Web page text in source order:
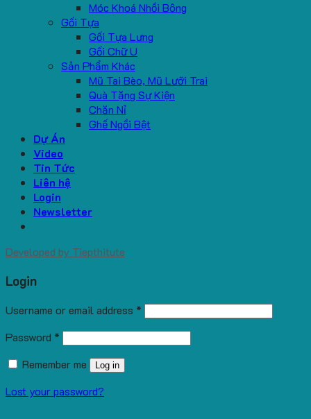
Móc Khoá Nhồi Bông
Gối Tựa
Gối Tựa Lưng
Gối Chữ U
Sản Phẩm Khác
Mũ Tai Bèo, Mũ Lưỡi Trai
Quà Tặng Sự Kiện
Chăn Nỉ
Ghế Ngồi Bệt
Dự Án
Video
Tin Tức
Liên hệ
Login
Newsletter
Developed by Tiepthitute
Login
Username or email address *
Password *
Remember me
Log in
Lost your password?